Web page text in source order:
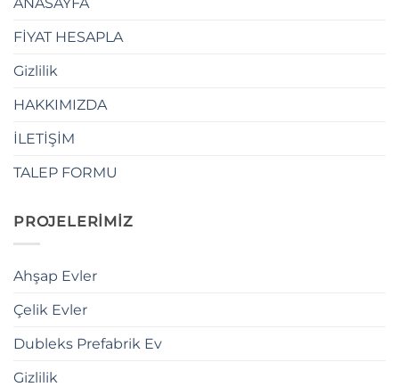
ANASAYFA
FİYAT HESAPLA
Gizlilik
HAKKIMIZDA
İLETİŞİM
TALEP FORMU
PROJELERİMİZ
Ahşap Evler
Çelik Evler
Dubleks Prefabrik Ev
Gizlilik